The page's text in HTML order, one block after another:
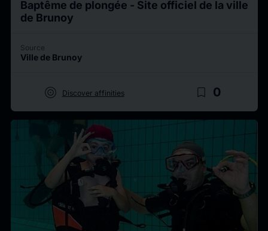
Baptême de plongée - Site officiel de la ville
de Brunoy
Source
Ville de Brunoy
target Discover affinities bookmark_border 0